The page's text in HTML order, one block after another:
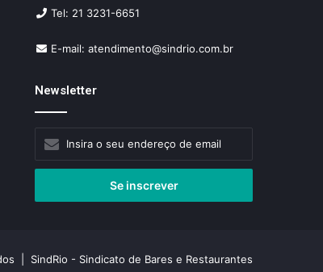
Tel: 21 3231-6651
E-mail: atendimento@sindrio.com.br
Newsletter
seu
de
| SindRio - Sindicato de Bares e Restaurantes